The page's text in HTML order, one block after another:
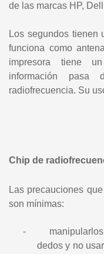
de las marcas HP,
Los segundos tienen
funciona como
impresora tiene
información
radiofrecuencia. Su
Chip de
Las precauciones
son mínimas:
-
dedos y no